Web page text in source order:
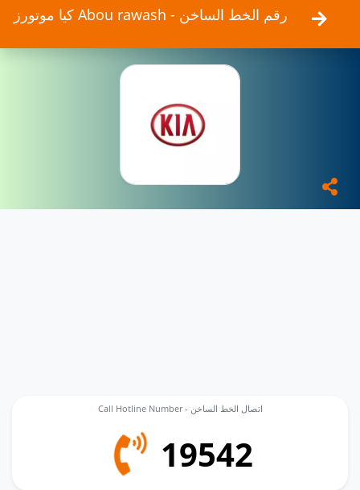
كيا موتورز Abou rawash - رقم الخط الساخن
Call Hotline Number - اتصال الخط الساخن
19542